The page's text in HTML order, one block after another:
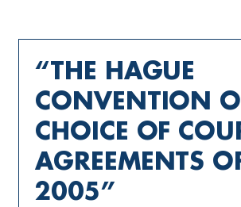
“THE HAGUE
CONVENTION
CHOICE OF
AGREEMENTS
2005”